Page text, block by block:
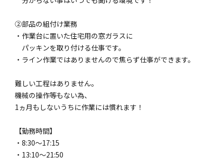
②部品の組付け業務
・作業台に置いた住宅用の窓ガラスに
パッキンを取り付ける仕事です。
・ライン作業ではありませんので焦らず仕事ができます。
難しい工程はありません。
機械の操作等もない為、
1ヵ月もしないうちに作業には慣れます！
【勤務時間】
・8:30～17:15
・13:10～21:50